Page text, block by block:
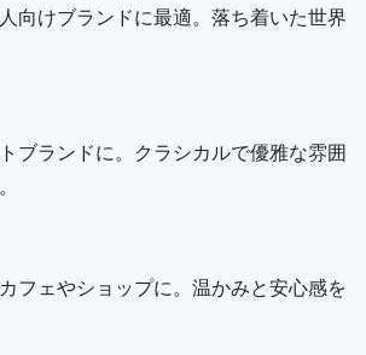
向けブランドに最適。落ち着いた世界
ブランドに。クラシカルで優雅な雰囲
フェやショップに。温かみと安心感を